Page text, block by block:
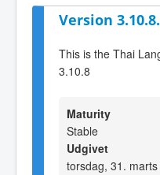
Version
This is the Thai
3.10.8
Maturity
Stable
Udgivet
torsdag, 31.